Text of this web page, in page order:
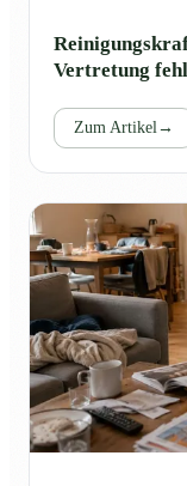
Vertretung
Zum Artikel→